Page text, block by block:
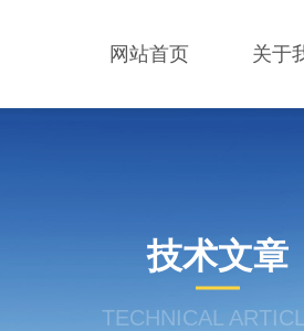
网站首页 关于
技术文章
TECHNICAL